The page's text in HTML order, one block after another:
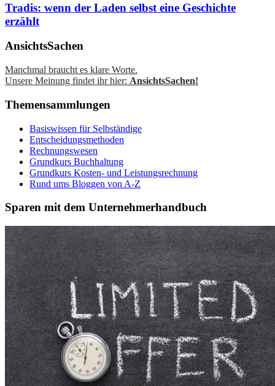
Tradis: wenn der Laden selbst eine Geschichte
erzählt
AnsichtsSachen
Manchmal braucht es klare Worte.
Unsere Meinung findet ihr hier: AnsichtsSachen!
Themensammlungen
Basiswissen für Selbständige
Entscheidungsmethoden
Rechnungswesen
Grundkurs Buchhaltung
Grundkurs Kosten- und Leistungsrechnung
Rund ums Bloggen von A-Z
Sparen mit dem Unternehmerhandbuch